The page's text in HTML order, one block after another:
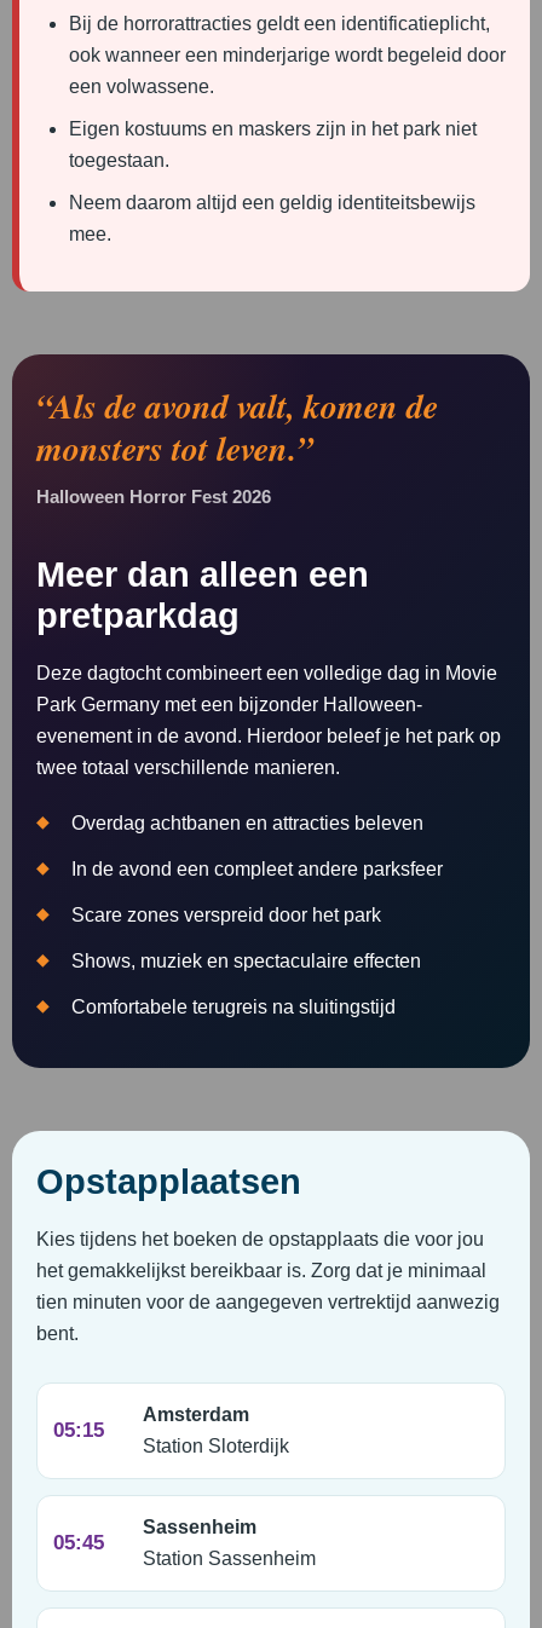
Bij de horrorattracties geldt een identificatieplicht,
ook wanneer een minderjarige wordt begeleid door
een volwassene.
Eigen kostuums en maskers zijn in het park niet
toegestaan.
Neem daarom altijd een geldig identiteitsbewijs
mee.
“Als de avond valt, komen de
monsters tot leven.”
Halloween Horror Fest 2026
Meer dan alleen een
pretparkdag
Deze dagtocht combineert een volledige dag in Movie
Park Germany met een bijzonder Halloween-
evenement in de avond. Hierdoor beleef je het park op
twee totaal verschillende manieren.
Overdag achtbanen en attracties beleven
In de avond een compleet andere parksfeer
Scare zones verspreid door het park
Shows, muziek en spectaculaire effecten
Comfortabele terugreis na sluitingstijd
Opstapplaatsen
Kies tijdens het boeken de opstapplaats die voor jou
het gemakkelijkst bereikbaar is. Zorg dat je minimaal
tien minuten voor de aangegeven vertrektijd aanwezig
bent.
05:15
Amsterdam
Station Sloterdijk
05:45
Sassenheim
Station Sassenheim